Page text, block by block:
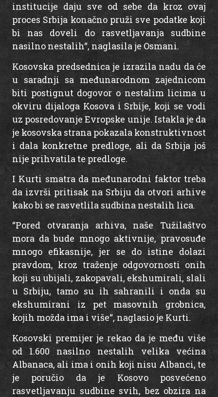
institucije daju sve od sebe da kroz ovaj
proces Srbija konačno pruži sve podatke koji
bi nas doveli do rasvetljavanja sudbine
nasilno nestalih“, naglasila je Osmani.
Kosovska predsednica je izrazila nadu da će
u saradnji sa međunarodnom zajednicom
biti postignut dogovor o nestalim licima u
okviru dijaloga Kosova i Srbije, koji se vodi
uz posredovanje Evropske unije. Istakla je da
je kosovska strana pokazala konstruktivnost
i dala konkretne predloge, ali da Srbija još
nije prihvatila te predloge.
I Kurti smatra da međunarodni faktor treba
da izvrši pritisak na Srbiju da otvori arhive
kako bi se rasvetlila sudbina nestalih lica.
“Pored otvaranja arhiva, naše Tužilaštvo
mora da bude mnogo aktivnije, pravosuđe
mnogo efikasnije, jer se do istine dolazi
pravdom, kroz traženje odgovornosti onih
koji su ubijali, zakopavali, ekshumirali, slali
u Srbiju, tamo su ih sahranili i onda su
ekshumirani iz pet masovnih grobnica,
kojih možda ima i više“, naglasio je Kurti.
Kosovski premijer je rekao da je među više
od 1.600 nasilno nestalih velika većina
Albanaca, ali ima i onih koji nisu Albanci, te
je poručio da je Kosovo posvećeno
rasvetljavanju sudbine svih, bez obzira na